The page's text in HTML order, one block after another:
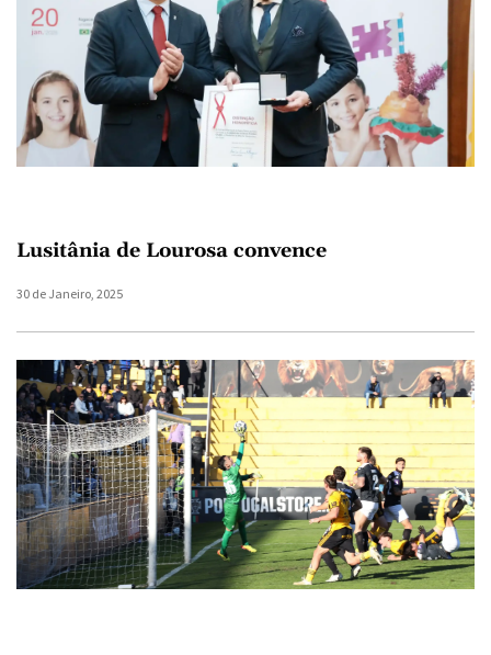
Lusitânia de Lourosa convence
30 de Janeiro, 2025